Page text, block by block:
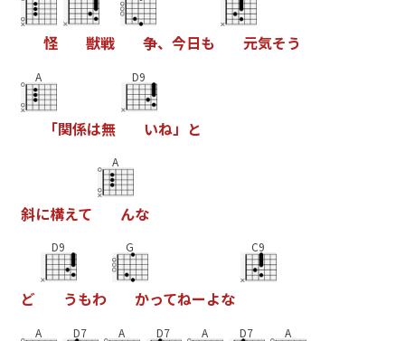
怪 獣戦 争、 今日も 元気そう
A
「関係は無
D9
いね」 と
斜に構えて
A
んな
ど
D9
うもわ
G
かってねーよな
C9
A D7 A D7 A D7 A